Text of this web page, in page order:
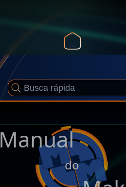
Manual
do